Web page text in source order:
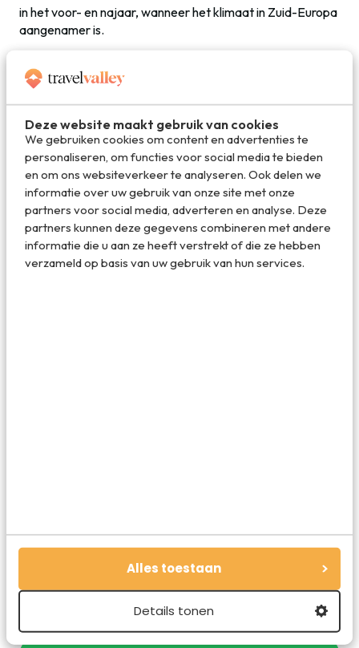
Deze website maakt gebruik van cookies
We gebruiken cookies om content en advertenties te
personaliseren, om functies voor social media te bieden
en om ons websiteverkeer te analyseren. Ook delen we
informatie over uw gebruik van onze site met onze
partners voor social media, adverteren en analyse. Deze
partners kunnen deze gegevens combineren met andere
informatie die u aan ze heeft verstrekt of die ze hebben
verzameld op basis van uw gebruik van hun services.
Alles toestaan
Details tonen
in het voor- en najaar, wanneer het klimaat in Zuid-Europa
aangenamer is.
passen om toeristen te blijven trekken. Groene
aangepaste reisperiodes zijn cruciale oplossingen. Maar
één ding is zeker: de manier waarop we reizen zal de
komende jaren – zeker in de zomermaanden – drastisch
veranderen.
Coolcation: Scandinavië in opkomst
Vanuit Nederland is er al een toenemende interesse in
vakanties naar Zweden, zo blijkt uitstatistieken. En 2024
Deel via E-mail